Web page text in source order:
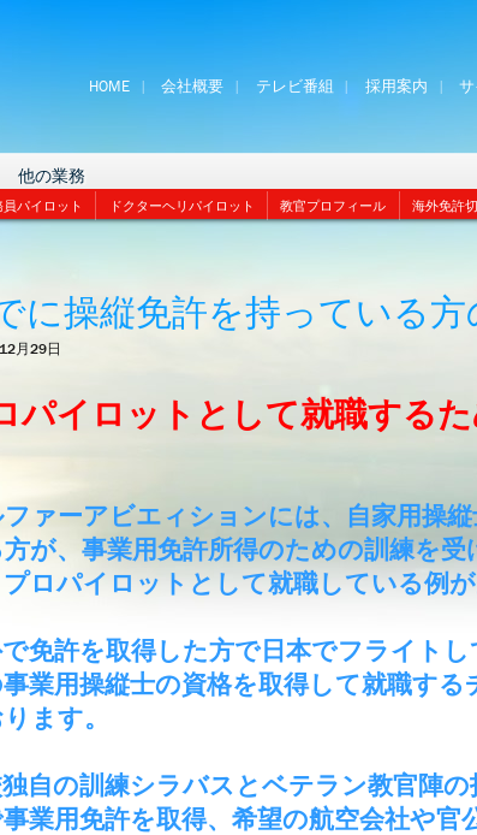
HOME 会社概要 テレビ番組 採用案内
他の業務
員パイロット ドクターヘリパイロット 教官プロフィール 海外免許
に操縦免許を持っている方
月29日
パイロットとして就職する
ァーアビエィションには、自家用操
が、事業用免許所得のための訓練を受
プロパイロットとして就職している例が
免許を取得した方で日本でフライトし
業用操縦士の資格を取得して就職する
ます。
自の訓練シラバスとベテラン教官陣の
事業用免許を取得、希望の航空会社や官
士・整備士｜募集情報’